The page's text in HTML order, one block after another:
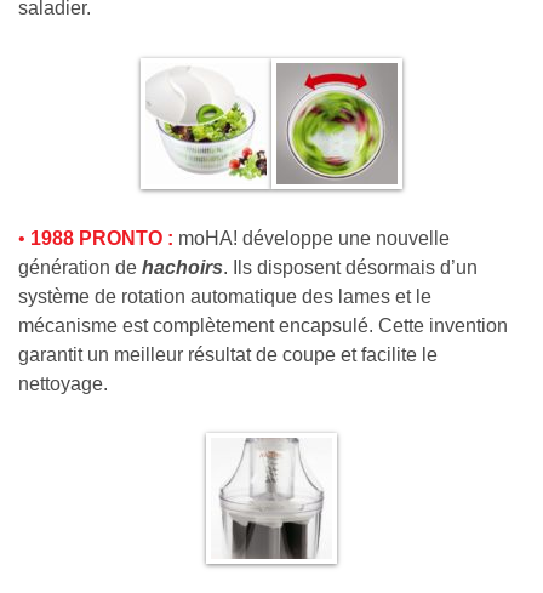
saladier.
• 1988 PRONTO : moHA! développe une nouvelle
génération de hachoirs. Ils disposent désormais d’un
système de rotation automatique des lames et le
mécanisme est complètement encapsulé. Cette invention
garantit un meilleur résultat de coupe et facilite le
nettoyage.